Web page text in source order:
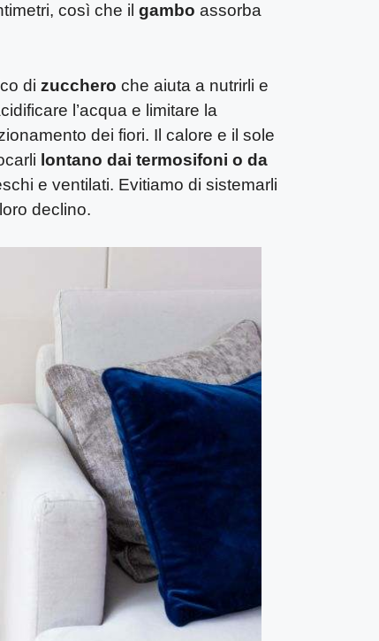
così che il gambo assorba
di zucchero che aiuta a nutrirli e
l’acqua e limitare la
dei fiori. Il calore e il sole
lontano dai termosifoni o da
e ventilati. Evitiamo di sistemarli
declino.